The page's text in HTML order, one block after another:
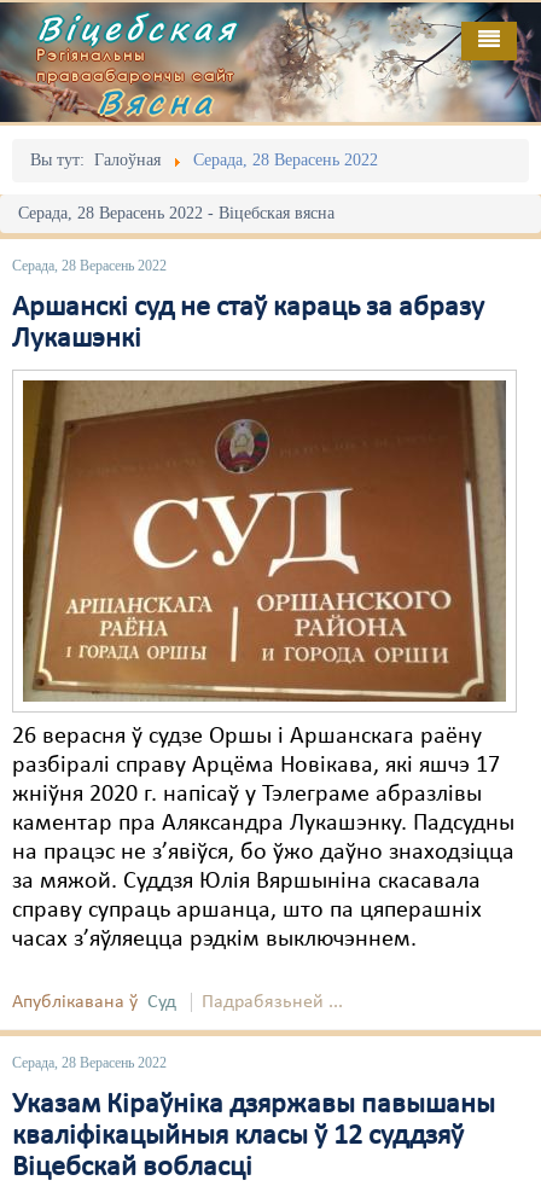
Віцебская
Рэгіянальны
праваабарончы сайт
Вясна
Вы тут: Галоўная Серада, 28 Верасень 2022
Серада, 28 Верасень 2022 - Віцебская вясна
Серада, 28 Верасень 2022
Аршанскі суд не стаў караць за абразу
Лукашэнкі
26 верасня ў судзе Оршы і Аршанскага раёну
разбіралі справу Арцёма Новікава, які яшчэ 17
жніўня 2020 г. напісаў у Тэлеграме абразлівы
каментар пра Аляксандра Лукашэнку. Падсудны
на працэс не з’явіўся, бо ўжо даўно знаходзіцца
за мяжой. Суддзя Юлія Вяршыніна скасавала
справу супраць аршанца, што па цяперашніх
часах з’яўляецца рэдкім выключэннем.
Апублікавана ў Суд Падрабязьней ...
Серада, 28 Верасень 2022
Указам Кіраўніка дзяржавы павышаны
кваліфікацыйныя класы ў 12 суддзяў
Віцебскай вобласці
Галоўная
Адміністрацыйны перасьлед
Акцыі
Выбары
Грамадзянскія ініцыятывы
Дзяржава
Дыскрымінацыя
Затрыманьні
Карная псыхіятрыя
КПЧ ААН
Культурныя правы
ЛПП
Мігранты
Мірныя сходы
Палітвязьні
Праваабаронцы
Правы дзіцяці
Распальваньне варожасьці
Рознае
Свабода слова
Свабода сумленьня
Выданьні
Відэа
Пра нас
RSS